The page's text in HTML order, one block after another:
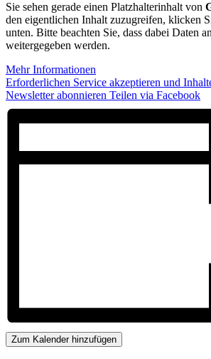
Sie sehen gerade einen Platzhalterinhalt von
den eigentlichen Inhalt zuzugreifen, klicken
unten. Bitte beachten Sie, dass dabei Daten
weitergegeben werden.
Mehr Informationen
Erforderlichen Service akzeptieren und
Newsletter abonnieren Teilen via Facebook
Zum Kalender hinzufügen